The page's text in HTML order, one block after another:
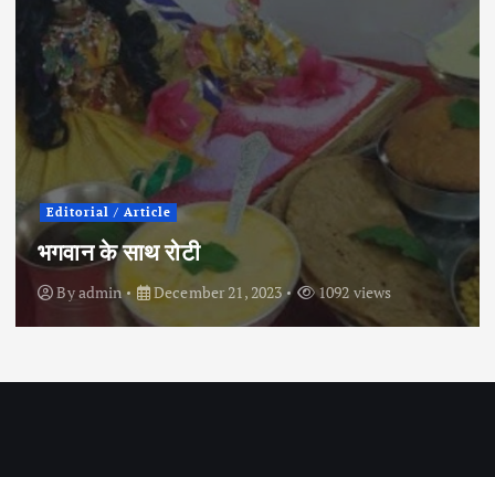
City News Political
इंदौर के इतिहास में पहली बार कांग्रेस प्रत्याशी ने
चुनाव मैदान छोड़ा
Byadmin April 30, 2024 855 views